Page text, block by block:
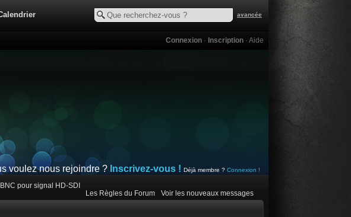
avancée
Connexion · Inscription · Aide
voulez nous rejoindre ? Inscrivez-vous ! Déjà membre ? Connexion !
pour signal HD-SDI
Les Règles du Forum
Voir les nouveaux messages